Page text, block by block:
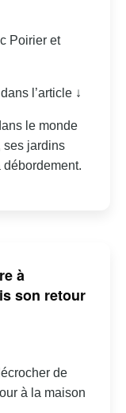
Poirier et
l’article ↓
le monde
ses jardins
à
son retour
de
à la maison